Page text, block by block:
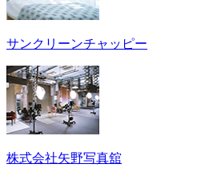
サンクリーンチャッピー
株式会社矢野写真舘